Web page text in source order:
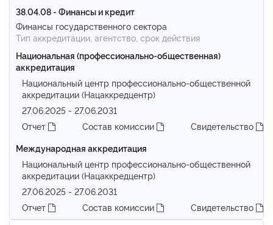
38.04.08 - Финансы и кредит
Финансы государственного сектора
Тип аккредитации, агентство, срок действия
Национальная (профессионально-общественная)
аккредитация
Национальный центр профессионально-общественной
аккредитации (Нацаккредцентр)
27.06.2025 - 27.06.2031
Отчет
Состав комиссии
Свидетельство
Международная аккредитация
Национальный центр профессионально-общественной
аккредитации (Нацаккредцентр)
27.06.2025 - 27.06.2031
Отчет
Состав комиссии Свидетельство